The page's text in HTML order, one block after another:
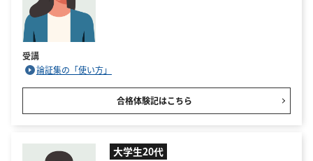
受講
論証集の「使い方」
合格体験記はこちら
大学生20代